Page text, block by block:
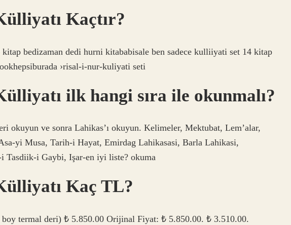
Kaçtır?
bedizaman dedi hurni kitababisale ben sadece kulliiyati set 14 kitap
›risal-i-nur-kuliyati seti
ilk hangi sıra ile okunmalı?
okuyun ve sonra Lahikas’ı okuyun. Kelimeler, Mektubat, Lem’alar,
yi Musa, Tarih-i Hayat, Emirdag Lahikasasi, Barla Lahikasi,
Tasdiik-i Gaybi, Işar-en iyi liste? okuma
Kaç TL?
termal deri) ₺ 5.850.00 Orijinal Fiyat: ₺ 5.850.00. ₺ 3.510.00.